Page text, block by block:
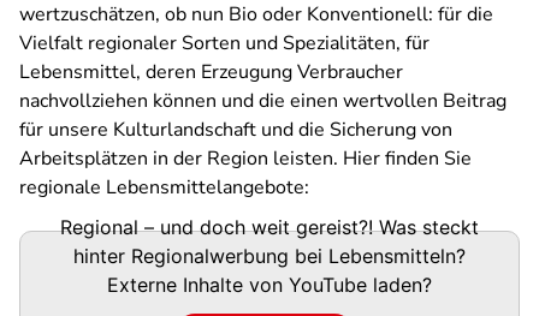
wertzuschätzen, ob nun Bio oder Konventionell: für die
Vielfalt regionaler Sorten und Spezialitäten, für
Lebensmittel, deren Erzeugung Verbraucher
nachvollziehen können und die einen wertvollen Beitrag
für unsere Kulturlandschaft und die Sicherung von
Arbeitsplätzen in der Region leisten. Hier finden Sie
regionale Lebensmittelangebote:
Regional – und doch weit gereist?! Was steckt
hinter Regionalwerbung bei Lebensmitteln?
Externe Inhalte von YouTube laden?